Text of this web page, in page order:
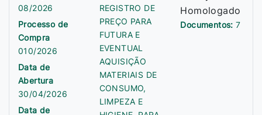
08/2026
Processo de
Compra
010/2026
Data de
Abertura
30/04/2026
Data de
REGISTRO DE
PREÇO PARA
FUTURA E
EVENTUAL
AQUISIÇÃO
MATERIAIS DE
CONSUMO,
LIMPEZA E
Homologado
Documentos:7